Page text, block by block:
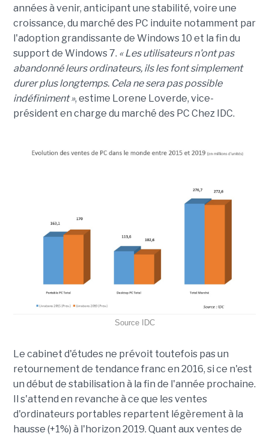
années à venir, anticipant une stabilité, voire une
croissance, du marché des PC induite notamment par
l'adoption grandissante de Windows 10 et la fin du
support de Windows 7. « Les utilisateurs n'ont pas
abandonné leurs ordinateurs, ils les font simplement
durer plus longtemps. Cela ne sera pas possible
indéfiniment », estime Lorene Loverde, vice-
président en charge du marché des PC Chez IDC.
Source IDC
Le cabinet d'études ne prévoit toutefois pas un
retournement de tendance franc en 2016, si ce n'est
un début de stabilisation à la fin de l'année prochaine.
Il s'attend en revanche à ce que les ventes
d'ordinateurs portables repartent légèrement à la
hausse (+1%) à l'horizon 2019. Quant aux ventes de